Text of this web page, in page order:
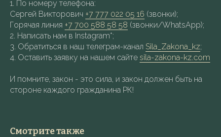
1.⁠ ⁠По номеру телефона:
Сергей Викторович +7 777 022 05 16 (звонки);
Горячая линия +7 700 588 58 58 (звонки/WhatsApp);
2.⁠ ⁠Написать нам в Instagram*;
3.⁠ ⁠Обратиться в наш телеграм-канал Sila_Zakona_kz;
4.⁠ ⁠Оставить заявку на нашем сайте sila-zakona-kz.com
И помните, закон - это сила, и закон должен быть на
стороне каждого гражданина РК!
Смотрите также